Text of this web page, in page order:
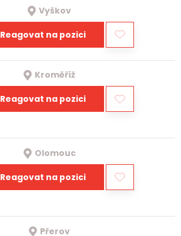
Vyškov
Reagovat na pozici
Kroměříž
Reagovat na pozici
Olomouc
Reagovat na pozici
Přerov